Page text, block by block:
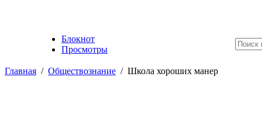
Блокнот
Просмотры
Главная / Обществознание / Школа хороших манер